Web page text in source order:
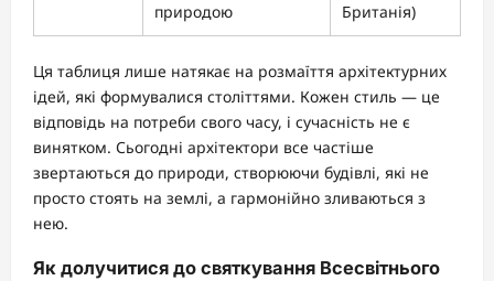
природою
Британія)
Ця таблиця лише натякає на розмаїття архітектурних
ідей, які формувалися століттями. Кожен стиль — це
відповідь на потреби свого часу, і сучасність не є
винятком. Сьогодні архітектори все частіше
звертаються до природи, створюючи будівлі, які не
просто стоять на землі, а гармонійно зливаються з
нею.
Як долучитися до святкування Всесвітнього